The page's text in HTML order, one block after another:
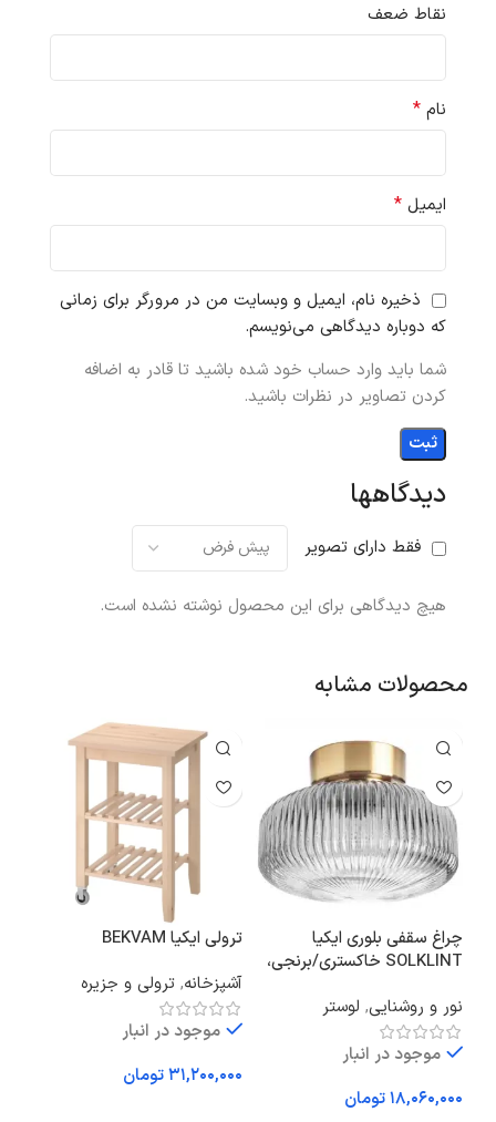
دیدگاهها
فقط دارای تصویر
هیچ دیدگاهی برای این محصول نوشته نشده است.
نقاط ضعف
نام *
ایمیل *
ذخیره نام، ایمیل و وبسایت من در مرورگر برای زمانی
که دوباره دیدگاهی می‌نویسم.
شما باید وارد حساب خود شده باشید تا قادر به اضافه
کردن تصاویر در نظرات باشید.
محصولات مشابه
چراغ سقفی بلوری ایکیا
SOLKLINT خاکستری/برنجی،
نور و روشنایی, لوستر
موجود در انبار
تومان
ترولی ایکیا BEKVAM
آشپزخانه, ترولی و جزیره
موجود در انبار
تومان